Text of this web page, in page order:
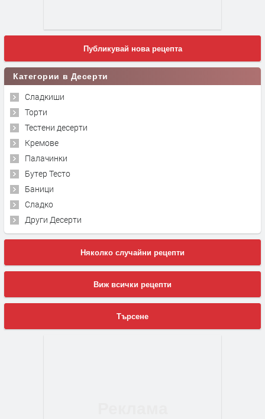
Публикувай нова рецепта
Категории в Десерти
Сладкиши
Торти
Тестени десерти
Кремове
Палачинки
Бутер Тесто
Баници
Сладко
Други Десерти
Няколко случайни рецепти
Виж всички рецепти
Търсене